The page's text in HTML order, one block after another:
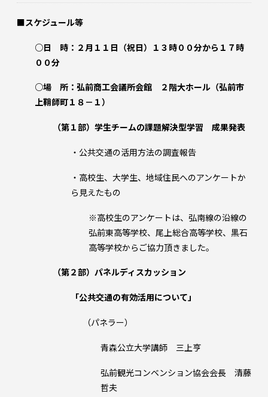
■スケジュール等
○日 時：２月１１日（祝日）１３時００分から１７時
００分
○場 所：弘前商工会議所会館 ２階大ホール（弘前市
上鞘師町１８－１）
（第１部）学生チームの課題解決型学習 成果発表
・公共交通の活用方法の調査報告
・高校生、大学生、地域住民へのアンケートか
ら見えたもの
※高校生のアンケートは、弘南線の沿線の
弘前東高等学校、尾上総合高等学校、黒石
高等学校からご協力頂きました。
（第２部）パネルディスカッション
「公共交通の有効活用について」
（パネラー）
青森公立大学講師 三上亨
弘前観光コンベンション協会会長 清藤
哲夫